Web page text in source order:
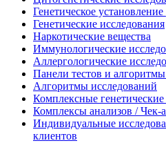
Генетическое установление
Генетические исследования
Наркотические вещества
Иммунологические
Аллергологические
Панели тестов и
Алгоритмы исследований
Комплексные генетические
Комплексы анализов / Чек-
Индивидуальные
клиентов